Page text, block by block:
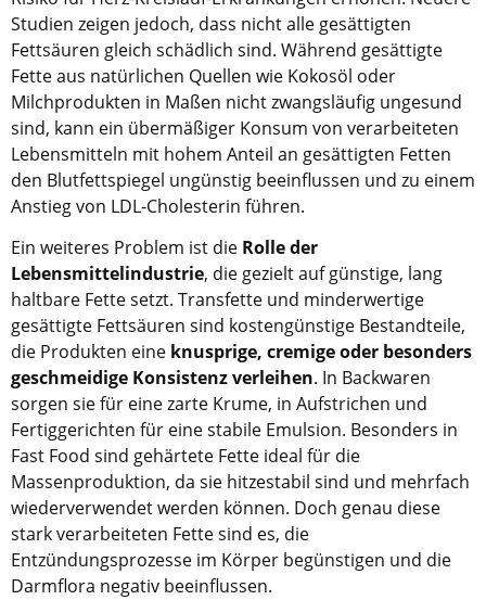
Studien zeigen jedoch, dass nicht alle gesättigten
Fettsäuren gleich schädlich sind. Während gesättigte
Fette aus natürlichen Quellen wie Kokosöl oder
Milchprodukten in Maßen nicht zwangsläufig ungesund
sind, kann ein übermäßiger Konsum von verarbeiteten
Lebensmitteln mit hohem Anteil an gesättigten Fetten
den Blutfettspiegel ungünstig beeinflussen und zu einem
Anstieg von LDL-Cholesterin führen.
Ein weiteres Problem ist die Rolle der
Lebensmittelindustrie, die gezielt auf günstige, lang
haltbare Fette setzt. Transfette und minderwertige
gesättigte Fettsäuren sind kostengünstige Bestandteile,
die Produkten eine knusprige, cremige oder besonders
geschmeidige Konsistenz verleihen. In Backwaren
sorgen sie für eine zarte Krume, in Aufstrichen und
Fertiggerichten für eine stabile Emulsion. Besonders in
Fast Food sind gehärtete Fette ideal für die
Massenproduktion, da sie hitzestabil sind und mehrfach
wiederverwendet werden können. Doch genau diese
stark verarbeiteten Fette sind es, die
Entzündungsprozesse im Körper begünstigen und die
Darmflora negativ beeinflussen.